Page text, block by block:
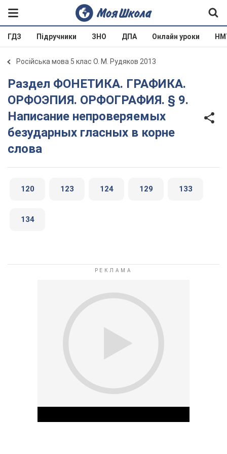
ГДЗ Підручники ЗНО ДПА Онлайн уроки
Російська мова 5 клас О. М. Рудяков 2013
Раздел ФОНЕТИКА. ГРАФИКА.
ОРФОЭПИЯ. ОРФОГРАФИЯ. § 9.
Написание непроверяемых
безударных гласных в корне
слова
120 123 124 129 133
134